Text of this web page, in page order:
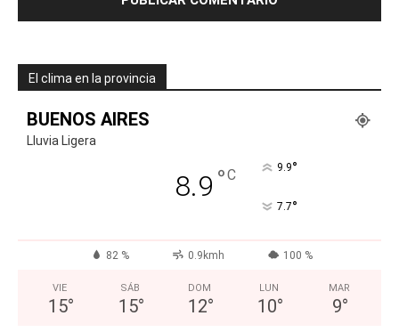
El clima en la provincia
BUENOS AIRES
Lluvia Ligera
8.9 °C 9.9°
7.7°
82 % 0.9kmh 100 %
VIE
15°
SÁB
15°
DOM
12°
LUN
10°
MAR
9°